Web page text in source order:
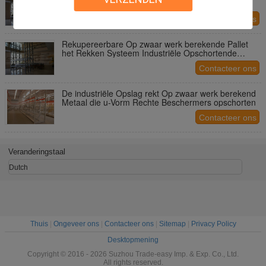
Deklaagoppervlakte van de Pakhuisrekken
Aangepaste Macht
Contacteer ons
Rekupereerbare Op zwaar werk berekende Pallet
het Rekken Systeem Industriële Opschortende
Contacteer ons
De industriële Opslag rekt Op zwaar werk berekend
Metaal die u-Vorm Rechte Beschermers opschorten
Contacteer ons
Veranderingstaal
Dutch
Thuis| Ongeveer ons| Contacteer ons| Sitemap
Privacy Policy
Desktopmening
Copyright © 2016 - 2026 Suzhou Trade-easy Imp. & Exp. Co., Ltd.
All rights reserved.